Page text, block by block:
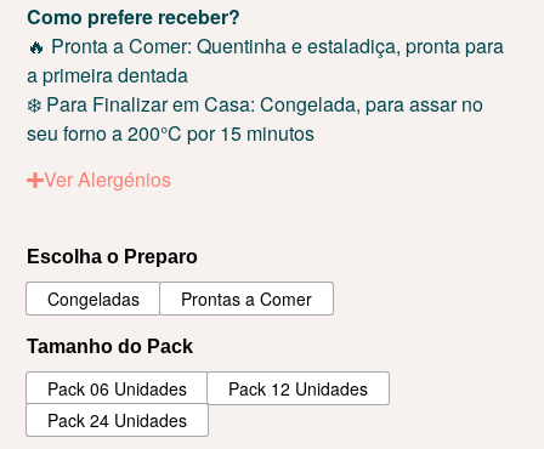
Como prefere receber?
🔥 Pronta a Comer: Quentinha e estaladiça, pronta para
a primeira dentada
❄️ Para Finalizar em Casa: Congelada, para assar no
seu forno a 200°C por 15 minutos
Ver Alergénios
Escolha o Preparo
Congeladas Prontas a Comer
Tamanho do Pack
Pack 06 Unidades
Pack 12 Unidades
Pack 24 Unidades